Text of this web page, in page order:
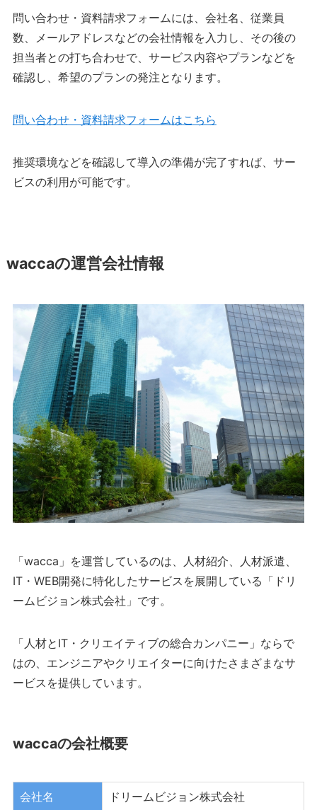
問い合わせ・資料請求フォームには、会社名、従業員
数、メールアドレスなどの会社情報を入力し、その後の
担当者との打ち合わせで、サービス内容やプランなどを
確認し、希望のプランの発注となります。
問い合わせ・資料請求フォームはこちら
推奨環境などを確認して導入の準備が完了すれば、サー
ビスの利用が可能です。
waccaの運営会社情報
「wacca」を運営しているのは、人材紹介、人材派遣、
IT・WEB開発に特化したサービスを展開している「ドリ
ームビジョン株式会社」です。
「人材とIT・クリエイティブの総合カンパニー」ならで
はの、エンジニアやクリエイターに向けたさまざまなサ
ービスを提供しています。
waccaの会社概要
会社名 ドリームビジョン株式会社